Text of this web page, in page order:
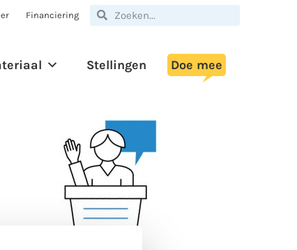
Financiering
Stellingen Doe mee